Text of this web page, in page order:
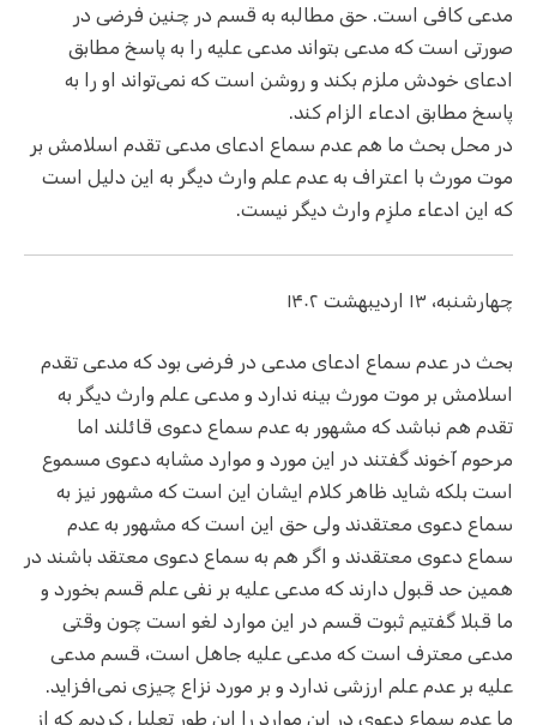
مدعی کافی است. حق مطالبه به قسم در چنین فرضی در
صورتی است که مدعی بتواند مدعی علیه را به پاسخ مطابق
ادعای خودش ملزم بکند و روشن است که نمی‌تواند او را به
پاسخ مطابق ادعاء الزام کند.
در محل بحث ما هم عدم سماع ادعای مدعی تقدم اسلامش بر
موت مورث با اعتراف به عدم علم وارث دیگر به این دلیل است
که این ادعاء ملزِم وارث دیگر نیست.
چهارشنبه، ۱۳ اردیبهشت ۱۴۰۲
بحث در عدم سماع ادعای مدعی در فرضی بود که مدعی تقدم
اسلامش بر موت مورث بینه ندارد و مدعی علم وارث دیگر به
تقدم هم نباشد که مشهور به عدم سماع دعوی قائلند اما
مرحوم آخوند گفتند در این مورد و موارد مشابه دعوی مسموع
است بلکه شاید ظاهر کلام ایشان این است که مشهور نیز به
سماع دعوی معتقدند ولی حق این است که مشهور به عدم
سماع دعوی معتقدند و اگر هم به سماع دعوی معتقد باشند در
همین حد قبول دارند که مدعی علیه بر نفی علم قسم بخورد و
ما قبلا گفتیم ثبوت قسم در این موارد لغو است چون وقتی
مدعی معترف است که مدعی علیه جاهل است، قسم مدعی
علیه بر عدم علم ارزشی ندارد و بر مورد نزاع چیزی نمی‌افزاید.
ما عدم سماع دعوی در این موارد را این طور تعلیل کردیم که از